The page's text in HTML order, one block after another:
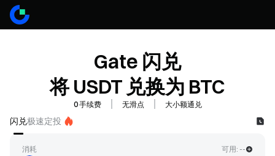
Gate 闪兑
将 USDT 兑换为 BTC
0 手续费 无滑点 大小额通兑
闪兑极速定投
消耗 可用: --